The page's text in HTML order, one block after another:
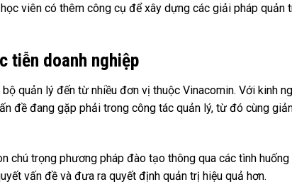
viên có thêm công cụ để xây dựng các giải pháp quản
tiễn doanh nghiệp
quản lý đến từ nhiều đơn vị thuộc Vinacomin. Với kinh
đề đang gặp phải trong công tác quản lý, từ đó cùng
chú trọng phương pháp đào tạo thông qua các tình
vấn đề và đưa ra quyết định quản trị hiệu quả hơn.